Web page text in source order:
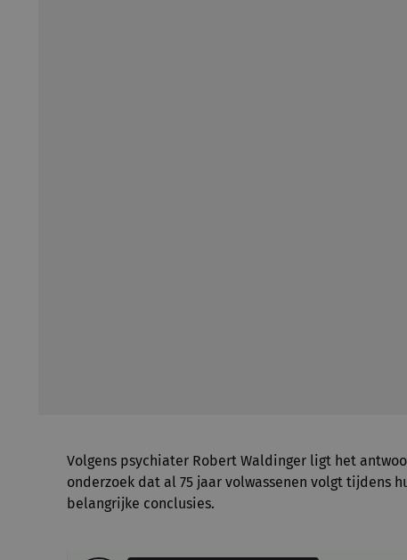
Volgens psychiater Robert Waldinger ligt het
onderzoek dat al 75 jaar volwassenen volgt tijdens
belangrijke conclusies.